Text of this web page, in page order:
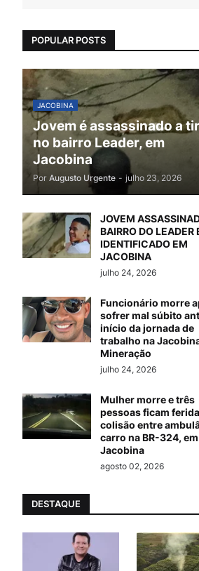
POPULAR POSTS
JACOBINA
Jovem é assassinado a
no bairro Leader, em
Jacobina
Por Augusto Urgente - julho 23, 2026
JOVEM
BAIRRO DO LEADER
IDENTIFICADO EM
JACOBINA
julho 24, 2026
Funcionário morre
sofrer mal súbito
início da jornada de
trabalho na
Mineração
julho 24, 2026
Mulher morre e três
pessoas ficam
colisão entre
carro na BR-324, em
Jacobina
agosto 02, 2026
DESTAQUE